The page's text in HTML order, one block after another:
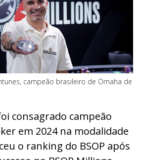
campeão brasileiro de Omaha de
consagrado campeão
em 2024 na modalidade
o ranking do BSOP após